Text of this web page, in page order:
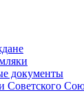
документы
Советского